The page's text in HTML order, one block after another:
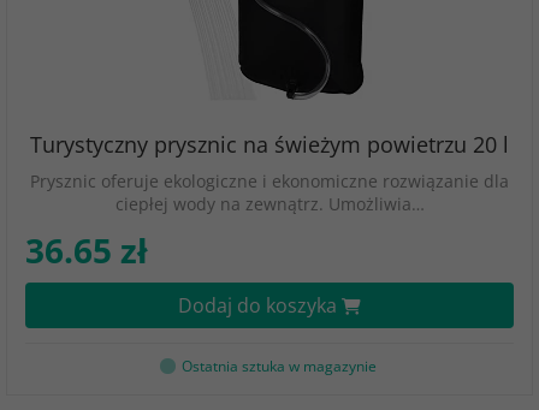
Turystyczny prysznic na świeżym powietrzu 20 l
Prysznic oferuje ekologiczne i ekonomiczne rozwiązanie dla
ciepłej wody na zewnątrz. Umożliwia…
36.65 zł
Dodaj do koszyka
Ostatnia sztuka w magazynie